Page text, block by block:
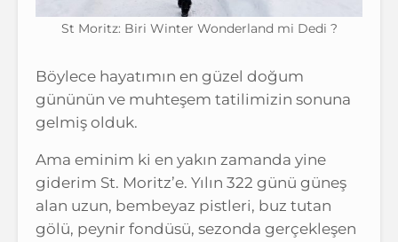
St Moritz: Biri Winter Wonderland mi Dedi ?
Böylece hayatımın en güzel doğum
gününün ve muhteşem tatilimizin sonuna
gelmiş olduk.
Ama eminim ki en yakın zamanda yine
giderim St. Moritz’e. Yılın 322 günü güneş
alan uzun, bembeyaz pistleri, buz tutan
gölü, peynir fondüsü, sezonda gerçekleşen